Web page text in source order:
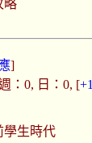
略
]
：0, 日：0, [+1
學生時代